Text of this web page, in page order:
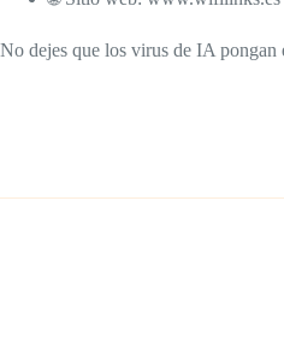
No dejes que los virus de IA pongan